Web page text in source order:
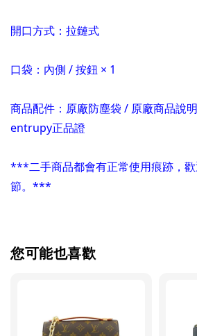
開口方式：拉鏈式
口袋：內側 / 按鈕 × 1
商品配件：原廠防塵袋 / 原廠商品說
entrupy正品證
***二手商品都會有正常使用痕跡，
節。***
您可能也喜歡